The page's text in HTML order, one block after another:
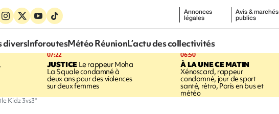
Annonces
légales
Avis & marchés
publics
diversInforoutesMétéo RéunionL’actu des collectivités
07:22
JUSTICELe rappeur Moha
La Squale condamné à
deux ans pour des violences
sur deux femmes
06:50
À LA UNE CE MATIN
Xénoscard, rappeur
condamné, jour de sport
santé, rétro, Paris en bus et
météo
Kidz 3vs3"